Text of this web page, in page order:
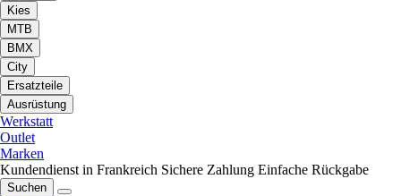
Kies
MTB
BMX
City
Ersatzteile
Ausrüstung
Werkstatt
Outlet
Marken
Kundendienst in Frankreich Sichere Zahlung Einfache Rückgabe
Suchen